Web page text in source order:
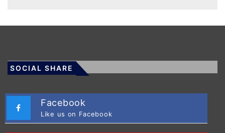
SOCIAL SHARE
Facebook
Like us on Facebook